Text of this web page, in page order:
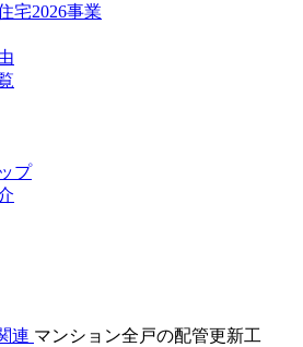
宅2026事業
プ
連 マンション全戸の配管更新工